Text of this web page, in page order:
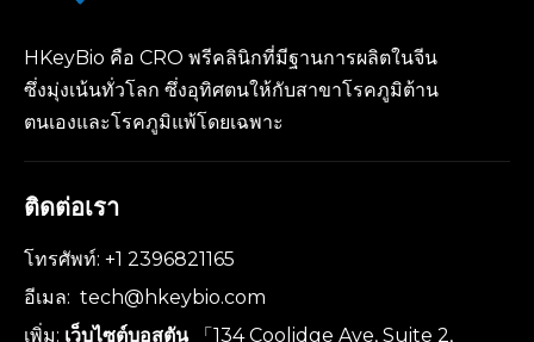
HKeyBio คือ CRO พรีคลินิกที่มีฐานการผลิตในจีน
ซึ่งมุ่งเน้นทั่วโลก ซึ่งอุทิศตนให้กับสาขาโรคภูมิต้าน
ตนเองและโรคภูมิแพ้โดยเฉพาะ
ติดต่อเรา
โทรศัพท์: +1 2396821165
อีเมล: tech@hkeybio.com
เพิ่ม: เว็บไซต์บอสตัน
「134 Coolidge Ave, Suite 2,